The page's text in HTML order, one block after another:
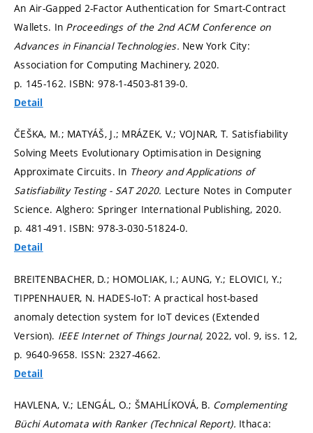
An Air-Gapped 2-Factor Authentication for Smart-Contract
Wallets. In Proceedings of the 2nd ACM Conference on
Advances in Financial Technologies. New York City:
Association for Computing Machinery, 2020.
p. 145-162. ISBN: 978-1-4503-8139-0.
Detail
ČEŠKA, M.; MATYÁŠ, J.; MRÁZEK, V.; VOJNAR, T. Satisfiability
Solving Meets Evolutionary Optimisation in Designing
Approximate Circuits. In Theory and Applications of
Satisfiability Testing - SAT 2020. Lecture Notes in Computer
Science. Alghero: Springer International Publishing, 2020.
p. 481-491. ISBN: 978-3-030-51824-0.
Detail
BREITENBACHER, D.; HOMOLIAK, I.; AUNG, Y.; ELOVICI, Y.;
TIPPENHAUER, N. HADES-IoT: A practical host-based
anomaly detection system for IoT devices (Extended
Version). IEEE Internet of Things Journal, 2022, vol. 9, iss. 12,
p. 9640-9658. ISSN: 2327-4662.
Detail
HAVLENA, V.; LENGÁL, O.; ŠMAHLÍKOVÁ, B. Complementing
Büchi Automata with Ranker (Technical Report). Ithaca: